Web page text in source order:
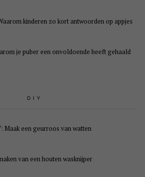
kinderen zo kort antwoorden op appjes
je puber een onvoldoende heeft gehaald
DIY
Maak een geurroos van watten
van een houten wasknijper